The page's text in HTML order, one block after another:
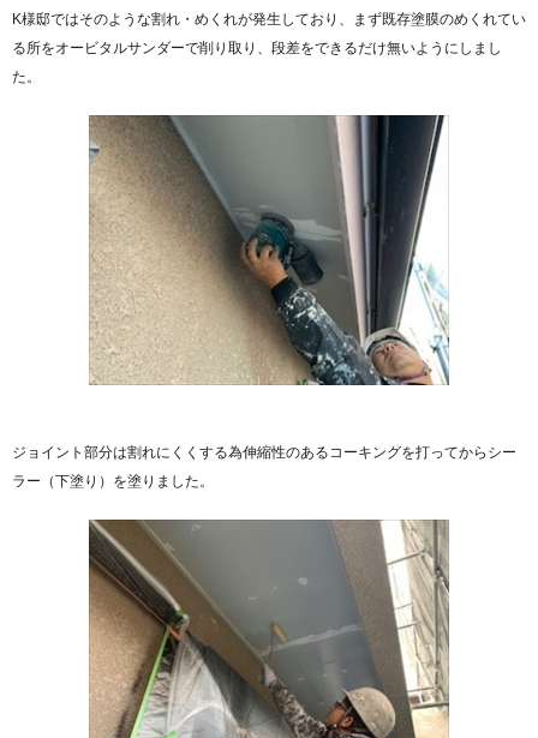
K様邸ではそのような割れ・めくれが発生しており、まず既存塗膜のめくれてい
る所をオービタルサンダーで削り取り、段差をできるだけ無いようにしまし
た。
ジョイント部分は割れにくくする為伸縮性のあるコーキングを打ってからシー
ラー（下塗り）を塗りました。